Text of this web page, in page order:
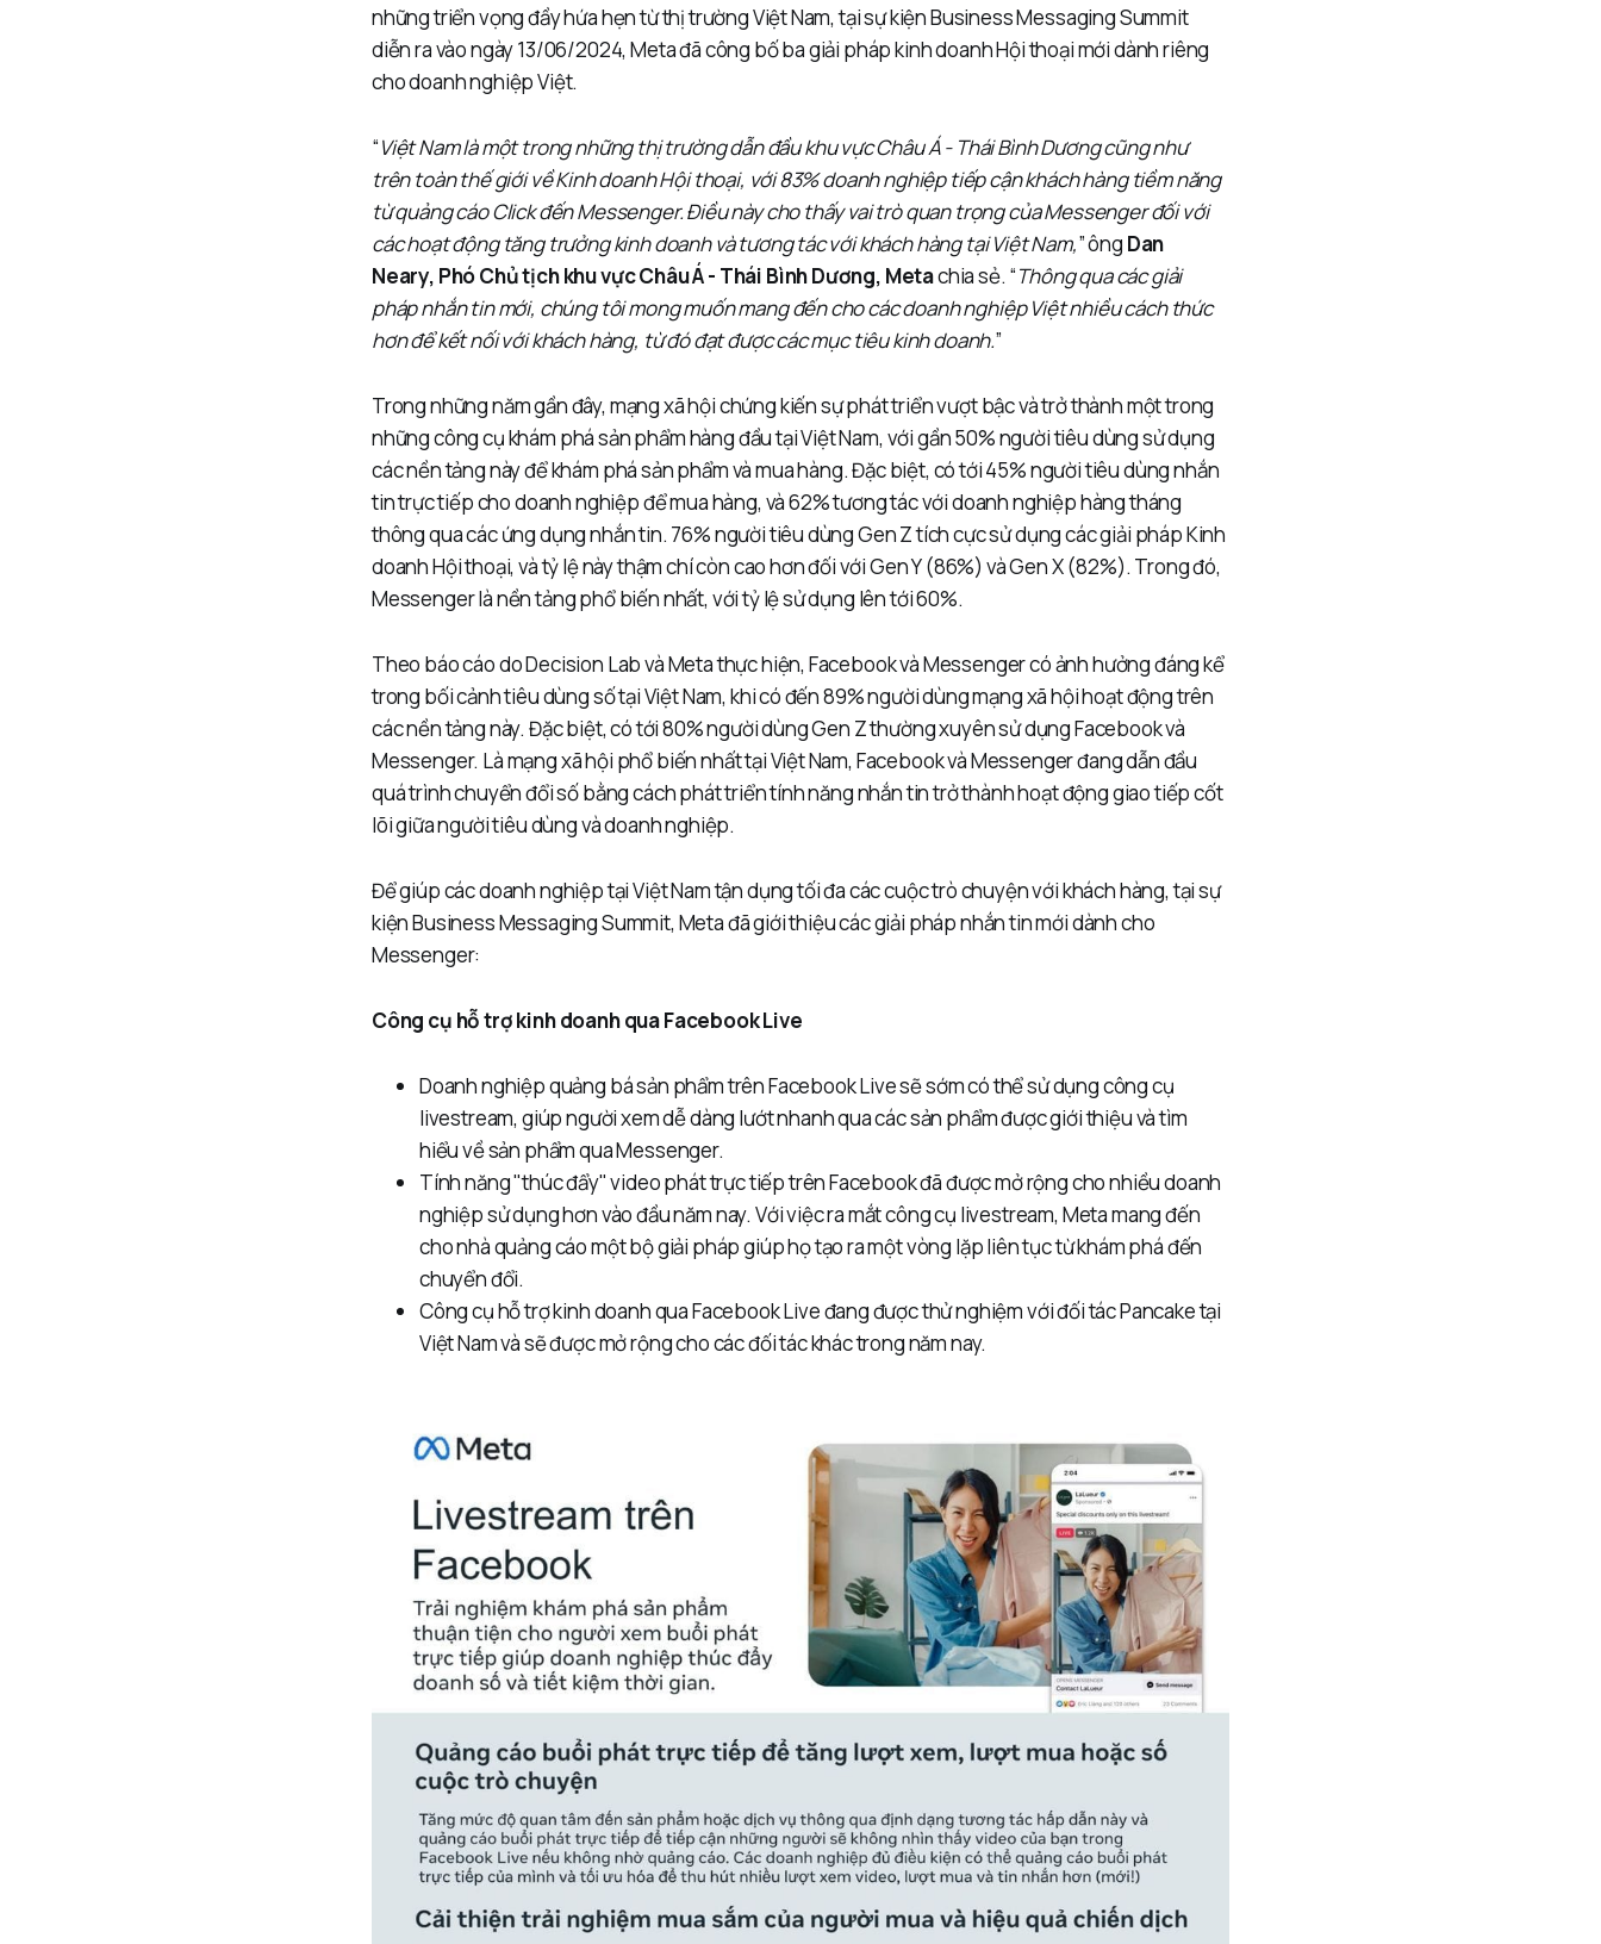
những triển vọng đầy hứa hẹn từ thị trường Việt Nam, tại sự kiện Business Messaging Summit
diễn ra vào ngày 13/06/2024, Meta đã công bố ba giải pháp kinh doanh Hội thoại mới dành riêng
cho doanh nghiệp Việt.
“Việt Nam là một trong những thị trường dẫn đầu khu vực Châu Á - Thái Bình Dương cũng như
trên toàn thế giới về Kinh doanh Hội thoại, với 83% doanh nghiệp tiếp cận khách hàng tiềm năng
từ quảng cáo Click đến Messenger. Điều này cho thấy vai trò quan trọng của Messenger đối với
các hoạt động tăng trưởng kinh doanh và tương tác với khách hàng tại Việt Nam,” ông Dan
Neary, Phó Chủ tịch khu vực Châu Á - Thái Bình Dương, Metachia sẻ. “Thông qua các giải
pháp nhắn tin mới, chúng tôi mong muốn mang đến cho các doanh nghiệp Việt nhiều cách thức
hơn để kết nối với khách hàng, từ đó đạt được các mục tiêu kinh doanh.”
Trong những năm gần đây, mạng xã hội chứng kiến sự phát triển vượt bậc và trở thành một trong
những công cụ khám phá sản phẩm hàng đầu tại Việt Nam, với gần 50% người tiêu dùng sử dụng
các nền tảng này để khám phá sản phẩm và mua hàng. Đặc biệt, có tới 45% người tiêu dùng nhắn
tin trực tiếp cho doanh nghiệp để mua hàng, và 62% tương tác với doanh nghiệp hàng tháng
thông qua các ứng dụng nhắn tin. 76% người tiêu dùng Gen Z tích cực sử dụng các giải pháp Kinh
doanh Hội thoại, và tỷ lệ này thậm chí còn cao hơn đối với Gen Y (86%) và Gen X (82%). Trong đó,
Messenger là nền tảng phổ biến nhất, với tỷ lệ sử dụng lên tới 60%.
Theo báo cáo do Decision Lab và Meta thực hiện, Facebook và Messenger có ảnh hưởng đáng kể
trong bối cảnh tiêu dùng số tại Việt Nam, khi có đến 89% người dùng mạng xã hội hoạt động trên
các nền tảng này. Đặc biệt, có tới 80% người dùng Gen Z thường xuyên sử dụng Facebook và
Messenger. Là mạng xã hội phổ biến nhất tại Việt Nam, Facebook và Messenger đang dẫn đầu
quá trình chuyển đổi số bằng cách phát triển tính năng nhắn tin trở thành hoạt động giao tiếp cốt
lõi giữa người tiêu dùng và doanh nghiệp.
Để giúp các doanh nghiệp tại Việt Nam tận dụng tối đa các cuộc trò chuyện với khách hàng, tại sự
kiện Business Messaging Summit, Meta đã giới thiệu các giải pháp nhắn tin mới dành cho
Messenger:
Công cụ hỗ trợ kinh doanh qua Facebook Live
Doanh nghiệp quảng bá sản phẩm trên Facebook Live sẽ sớm có thể sử dụng công cụ
livestream, giúp người xem dễ dàng lướt nhanh qua các sản phẩm được giới thiệu và tìm
hiểu về sản phẩm qua Messenger.
Tính năng "thúc đẩy" video phát trực tiếp trên Facebook đã được mở rộng cho nhiều doanh
nghiệp sử dụng hơn vào đầu năm nay. Với việc ra mắt công cụ livestream, Meta mang đến
cho nhà quảng cáo một bộ giải pháp giúp họ tạo ra một vòng lặp liên tục từ khám phá đến
chuyển đổi.
Công cụ hỗ trợ kinh doanh qua Facebook Live đang được thử nghiệm với đối tác Pancake tại
Việt Nam và sẽ được mở rộng cho các đối tác khác trong năm nay.